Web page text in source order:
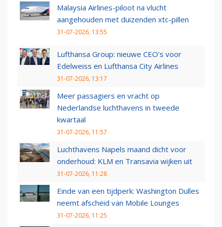
Malaysia Airlines-piloot na vlucht
aangehouden met duizenden xtc-pillen
31-07-2026, 13:55
Lufthansa Group: nieuwe CEO’s voor
Edelweiss en Lufthansa City Airlines
31-07-2026, 13:17
Meer passagiers en vracht op
Nederlandse luchthavens in tweede
kwartaal
31-07-2026, 11:57
Luchthavens Napels maand dicht voor
onderhoud: KLM en Transavia wijken uit
31-07-2026, 11:28
Einde van een tijdperk: Washington Dulles
neemt afscheid van Mobile Lounges
31-07-2026, 11:25